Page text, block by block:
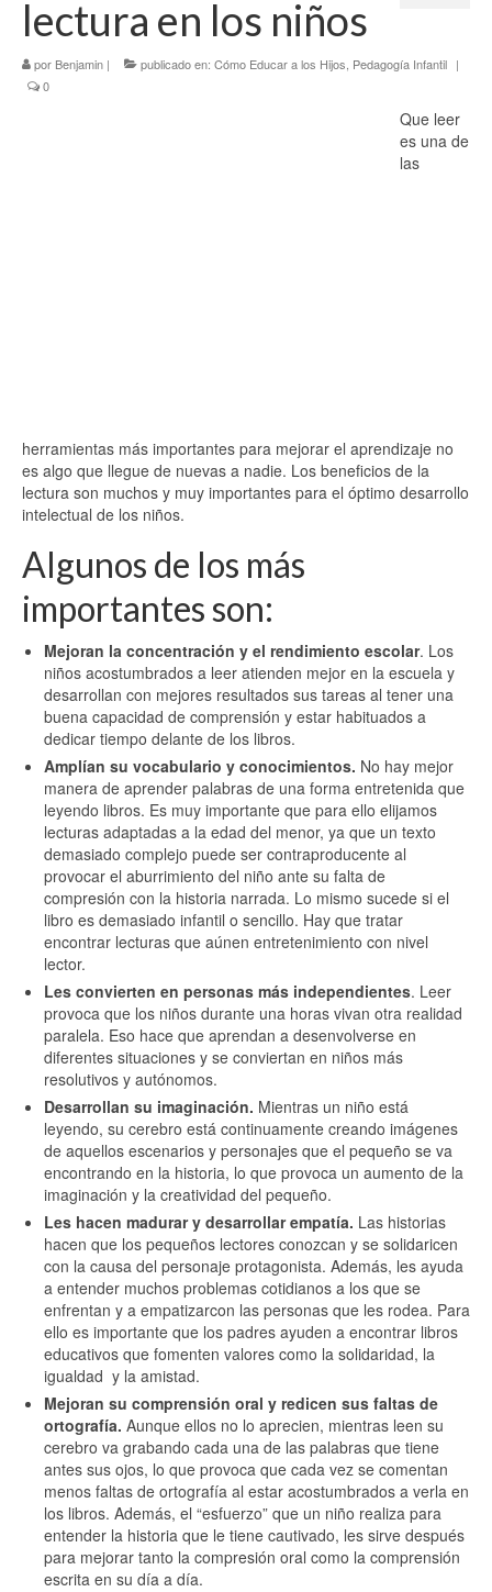
Tercer Trimestre
Blog
lectura en los niños
por Benjamin | publicado en: Cómo Educar a los Hijos Pedagogía Infantil |
0
Que leer
es una de
las
herramientas más importantes para mejorar el aprendizaje no
es algo que llegue de nuevas a nadie. Los beneficios de la
lectura son muchos y muy importantes para el óptimo desarrollo
intelectual de los niños.
Algunos de los más
importantes son:
Mejoran la concentración y el rendimiento escolar. Los
niños acostumbrados a leer atienden mejor en la escuela y
desarrollan con mejores resultados sus tareas al tener una
buena capacidad de comprensión y estar habituados a
dedicar tiempo delante de los libros.
Amplían su vocabulario y conocimientos. No hay mejor
manera de aprender palabras de una forma entretenida que
leyendo libros. Es muy importante que para ello elijamos
lecturas adaptadas a la edad del menor, ya que un texto
demasiado complejo puede ser contraproducente al
provocar el aburrimiento del niño ante su falta de
compresión con la historia narrada. Lo mismo sucede si el
libro es demasiado infantil o sencillo. Hay que tratar
encontrar lecturas que aúnen entretenimiento con nivel
lector.
Les convierten en personas más independientes. Leer
provoca que los niños durante una horas vivan otra realidad
paralela. Eso hace que aprendan a desenvolverse en
diferentes situaciones y se conviertan en niños más
resolutivos y autónomos.
Desarrollan su imaginación. Mientras un niño está
leyendo, su cerebro está continuamente creando imágenes
de aquellos escenarios y personajes que el pequeño se va
encontrando en la historia, lo que provoca un aumento de la
imaginación y la creatividad del pequeño.
Les hacen madurar y desarrollar empatía. Las historias
hacen que los pequeños lectores conozcan y se solidaricen
con la causa del personaje protagonista. Además, les ayuda
a entender muchos problemas cotidianos a los que se
enfrentan y a empatizarcon las personas que les rodea. Para
ello es importante que los padres ayuden a encontrar libros
educativos que fomenten valores como la solidaridad, la
igualdad y la amistad.
Mejoran su comprensión oral y redicen sus faltas de
ortografía. Aunque ellos no lo aprecien, mientras leen su
cerebro va grabando cada una de las palabras que tiene
antes sus ojos, lo que provoca que cada vez se comentan
menos faltas de ortografía al estar acostumbrados a verla en
los libros. Además, el “esfuerzo” que un niño realiza para
entender la historia que le tiene cautivado, les sirve después
para mejorar tanto la compresión oral como la comprensión
escrita en su día a día.